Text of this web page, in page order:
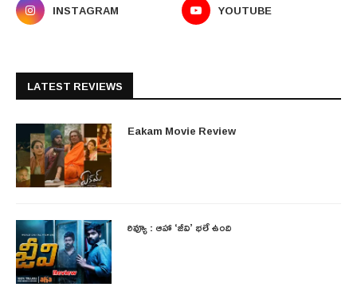
INSTAGRAM
YOUTUBE
LATEST REVIEWS
Eakam Movie Review
రివ్యూ : ఆహా ‘జీవి’ భలే ఉంది